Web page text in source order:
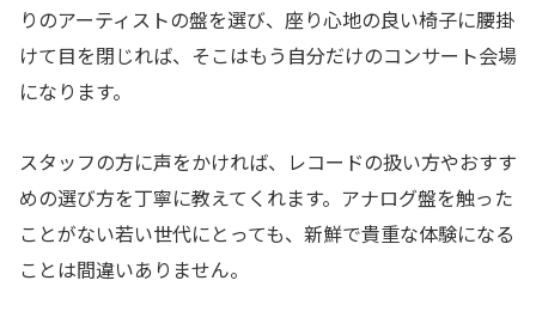
りのアーティストの盤を選び、座り心地の良い椅子に腰掛
けて目を閉じれば、そこはもう自分だけのコンサート会場
になります。
スタッフの方に声をかければ、レコードの扱い方やおすす
めの選び方を丁寧に教えてくれます。アナログ盤を触った
ことがない若い世代にとっても、新鮮で貴重な体験になる
ことは間違いありません。